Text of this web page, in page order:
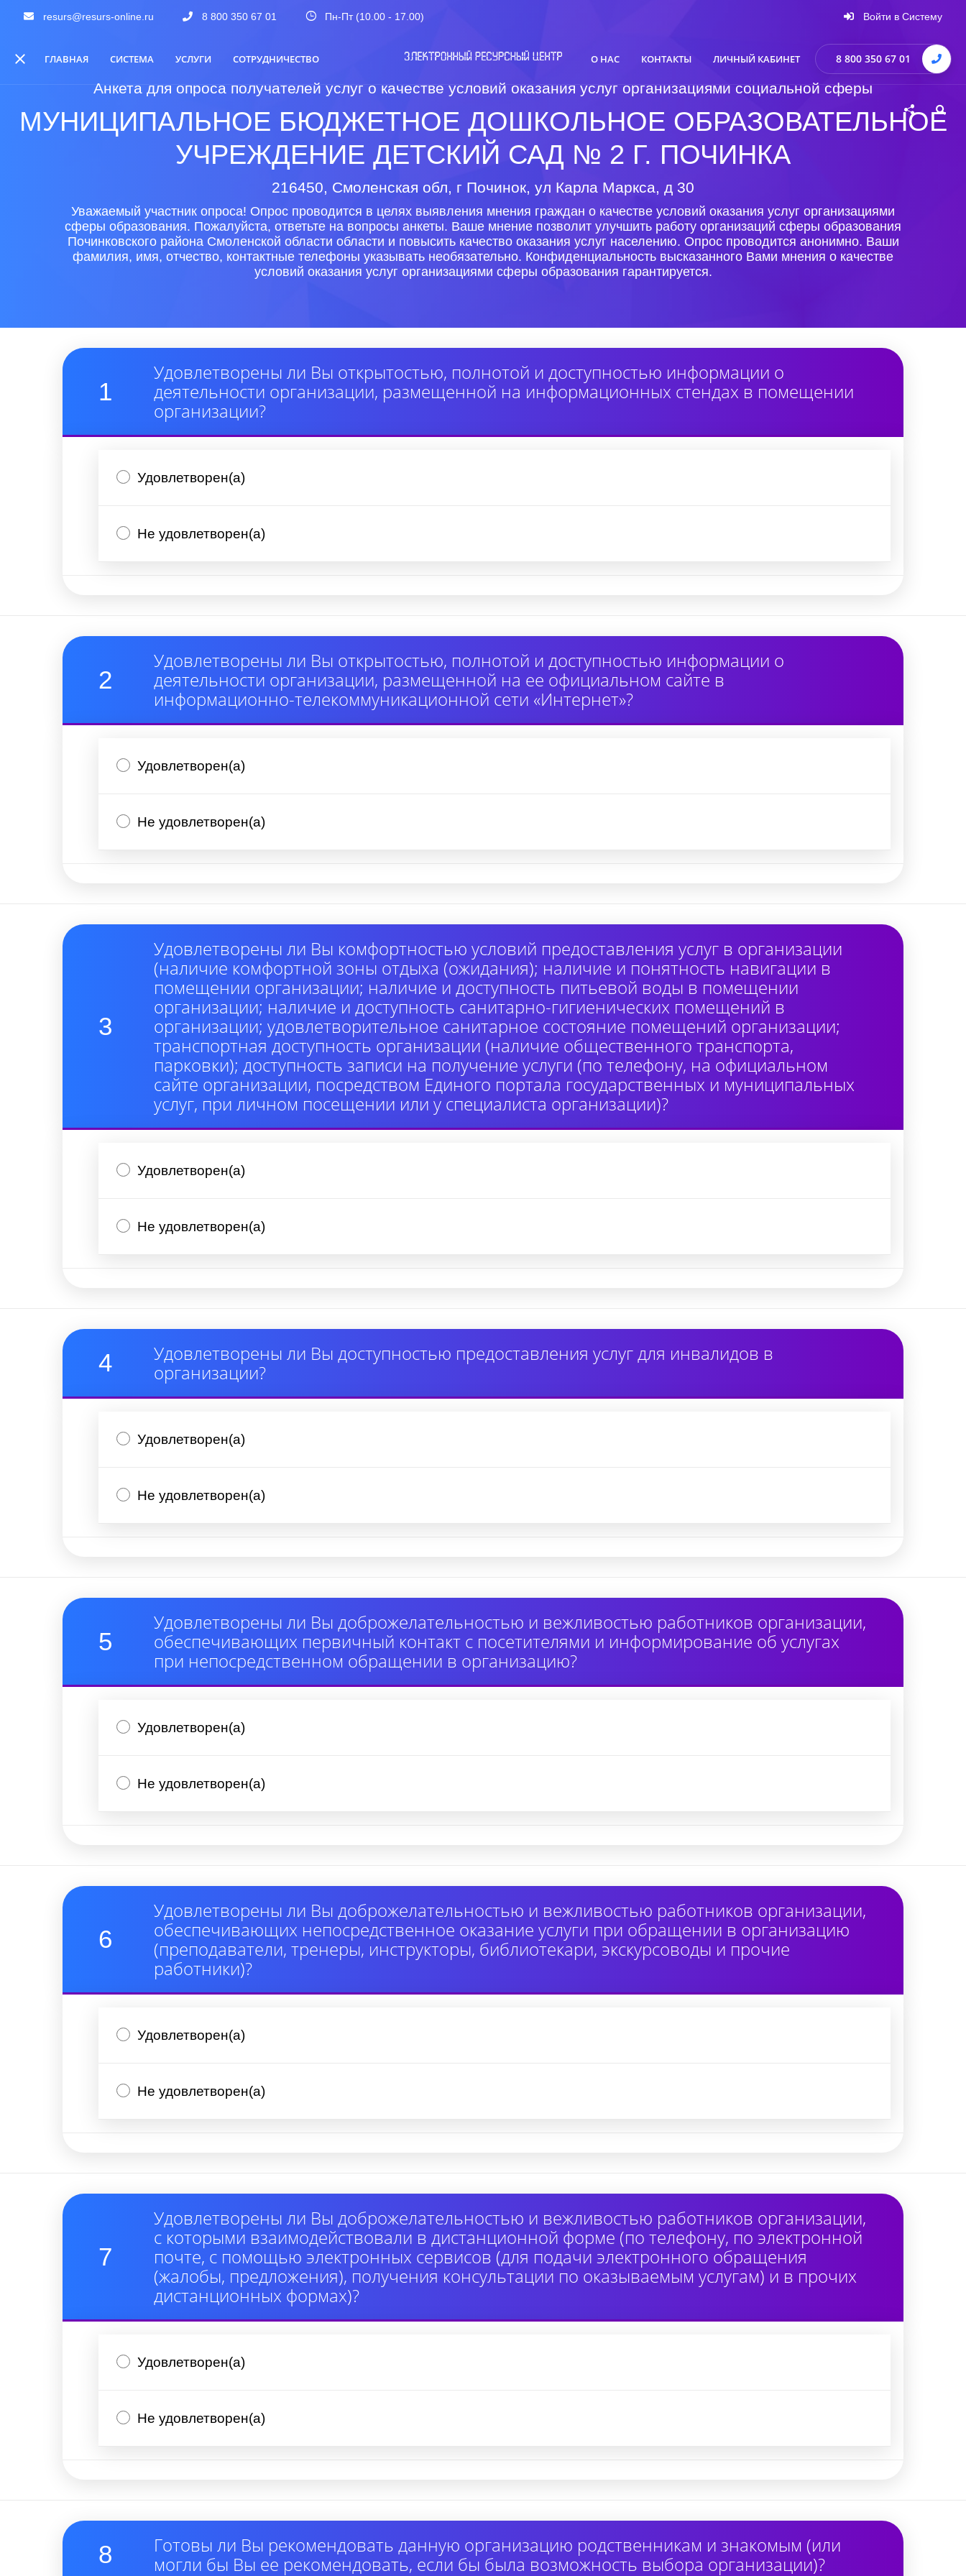
resurs@resurs-online.ru 8 800 350 67 01 Пн-Пт (10.00 - 17.00) Войти в Систему
ГЛАВНАЯ СИСТЕМА УСЛУГИ СОТРУДНИЧЕСТВО О НАС КОНТАКТЫ ЛИЧНЫЙ КАБИНЕТ 8 800 350 67 01
Анкета для опроса получателей услуг о качестве условий оказания услуг организациями социальной сферы
МУНИЦИПАЛЬНОЕ БЮДЖЕТНОЕ ДОШКОЛЬНОЕ ОБРАЗОВАТЕЛЬНОЕ
УЧРЕЖДЕНИЕ ДЕТСКИЙ САД № 2 Г. ПОЧИНКА
216450, Смоленская обл, г Починок, ул Карла Маркса, д 30
Уважаемый участник опроса! Опрос проводится в целях выявления мнения граждан о качестве условий оказания услуг организациями
сферы образования. Пожалуйста, ответьте на вопросы анкеты. Ваше мнение позволит улучшить работу организаций сферы образования
Починковского района Смоленской области области и повысить качество оказания услуг населению. Опрос проводится анонимно. Ваши
фамилия, имя, отчество, контактные телефоны указывать необязательно. Конфиденциальность высказанного Вами мнения о качестве
условий оказания услуг организациями сферы образования гарантируется.
1
Удовлетворены ли Вы открытостью, полнотой и доступностью информации о
деятельности организации, размещенной на информационных стендах в помещении
организации?
Удовлетворен(а)
Не удовлетворен(а)
2
Удовлетворены ли Вы открытостью, полнотой и доступностью информации о
деятельности организации, размещенной на ее официальном сайте в
информационно-телекоммуникационной сети «Интернет»?
Удовлетворен(а)
Не удовлетворен(а)
3
Удовлетворены ли Вы комфортностью условий предоставления услуг в организации
(наличие комфортной зоны отдыха (ожидания); наличие и понятность навигации в
помещении организации; наличие и доступность питьевой воды в помещении
организации; наличие и доступность санитарно-гигиенических помещений в
организации; удовлетворительное санитарное состояние помещений организации;
транспортная доступность организации (наличие общественного транспорта,
парковки); доступность записи на получение услуги (по телефону, на официальном
сайте организации, посредством Единого портала государственных и муниципальных
услуг, при личном посещении или у специалиста организации)?
Удовлетворен(а)
Не удовлетворен(а)
4
Удовлетворены ли Вы доступностью предоставления услуг для инвалидов в
организации?
Удовлетворен(а)
Не удовлетворен(а)
5
Удовлетворены ли Вы доброжелательностью и вежливостью работников организации,
обеспечивающих первичный контакт с посетителями и информирование об услугах
при непосредственном обращении в организацию?
Удовлетворен(а)
Не удовлетворен(а)
6
Удовлетворены ли Вы доброжелательностью и вежливостью работников организации,
обеспечивающих непосредственное оказание услуги при обращении в организацию
(преподаватели, тренеры, инструкторы, библиотекари, экскурсоводы и прочие
работники)?
Удовлетворен(а)
Не удовлетворен(а)
7
Удовлетворены ли Вы доброжелательностью и вежливостью работников организации,
с которыми взаимодействовали в дистанционной форме (по телефону, по электронной
почте, с помощью электронных сервисов (для подачи электронного обращения
(жалобы, предложения), получения консультации по оказываемым услугам) и в прочих
дистанционных формах)?
Удовлетворен(а)
Не удовлетворен(а)
8
Готовы ли Вы рекомендовать данную организацию родственникам и знакомым (или
могли бы Вы ее рекомендовать, если бы была возможность выбора организации)?